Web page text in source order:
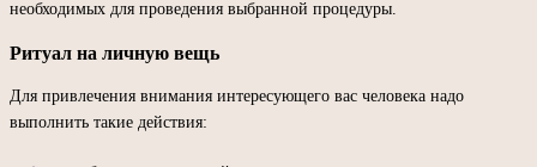
необходимых для проведения выбранной процедуры.
Ритуал на личную вещь
Для привлечения внимания интересующего вас человека надо
выполнить такие действия: